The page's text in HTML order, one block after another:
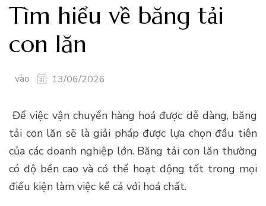
Tìm hiểu về băng tải
con lăn
vào 13/06/2026
Để việc vận chuyển hàng hoá được dễ dàng, băng
tải con lăn sẽ là giải pháp được lựa chọn đầu tiên
của các doanh nghiệp lớn. Băng tải con lăn thường
có độ bền cao và có thể hoạt động tốt trong mọi
điều kiện làm việc kể cả với hoá chất.